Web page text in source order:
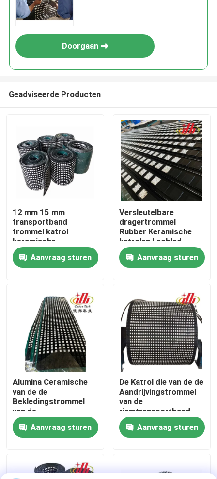
Producten
Videos
Fabrieksreis
Kwaliteitscontrole
Contacteer ons
nieuws
Alumina Ceramische Voering
Doorgaan
Geadviseerde Producten
12 mm 15 mm
transportband
trommel katrol
keramische
achterstand
Aanvraag sturen
Versleutelbare
dragertrommel
Rubber Keramische
katrolen Lagblad
Aanvraag sturen
Alumina Ceramische
van de de
Bekledingstrommel
van de
Transportbandkatrol
de Katrol
Rubberbekleding
Aanvraag sturen
De Katrol die van de de
Aandrijvingstrommel
van de
riemtransportband
het Ceramische
Rubbermateriaal van
de Katrolbekleding
Aanvraag sturen